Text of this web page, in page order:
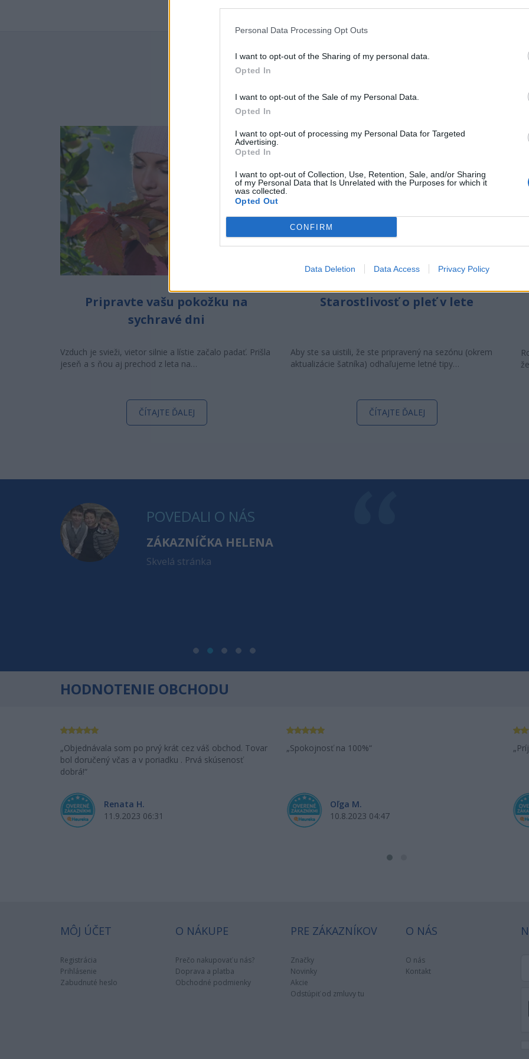
Personal Data Processing Opt Outs
I want to opt-out of the Sharing of my personal data.
Opted In
I want to opt-out of the Sale of my Personal Data.
Opted In
I want to opt-out of processing my Personal Data for Targeted
Advertising.
Opted In
I want to opt-out of Collection, Use, Retention, Sale, and/or Sharing
of my Personal Data that Is Unrelated with the Purposes for which it
was collected.
Opted Out
CONFIRM
Data Deletion Data Access Privacy Policy
NAJNOVŠIE ČLÁNKY V NAŠOM
Pripravte vašu pokožku na
sychravé dni
Vzduch je svieži, vietor silnie a lístie začalo padať. Prišla
jeseň a s ňou aj prechod z leta na…
ČÍTAJTE ĎALEJ
Starostlivosť o pleť v lete
Aby ste sa uistili, že ste pripravený na sezónu (okrem
aktualizácie šatníka) odhaľujeme letné tipy…
ČÍTAJTE ĎALEJ
POVEDALI O NÁS
ZÁKAZNÍČKA HELENA
Skvelá stránka
HODNOTENIE OBCHODU
Objednávala som po prvý krát cez váš obchod. Tovar
bol doručený včas a v poriadku . Prvá skúsenosť
dobrá!
Renata H.
11.9.2023 06:31
Spokojnosť na 100%
Oľga M.
10.8.2023 04:47
MÔJ ÚČET
Registrácia
Prihlásenie
Zabudnuté heslo
O NÁKUPE
Prečo nakupovať u nás?
Doprava a platba
Obchodné podmienky
PRE ZÁKAZNÍKOV
Značky
Novinky
Akcie
Odstúpiť od zmluvy tu
O NÁS
O nás
Kontakt